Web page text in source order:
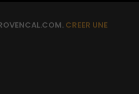
CREER UNE